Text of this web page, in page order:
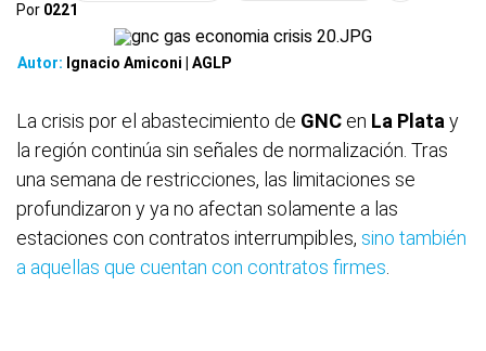
Por 0221
Autor: Ignacio Amiconi | AGLP
La crisis por el abastecimiento de GNC en La Plata y
la región continúa sin señales de normalización. Tras
una semana de restricciones, las limitaciones se
profundizaron y ya no afectan solamente a las
estaciones con contratos interrumpibles, sino también
a aquellas que cuentan con contratos firmes